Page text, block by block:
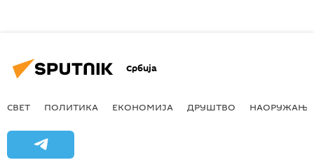
Србија
СВЕТ ПОЛИТИКА ЕКОНОМИЈА ДРУШТВО НАОРУЖАЊЕ